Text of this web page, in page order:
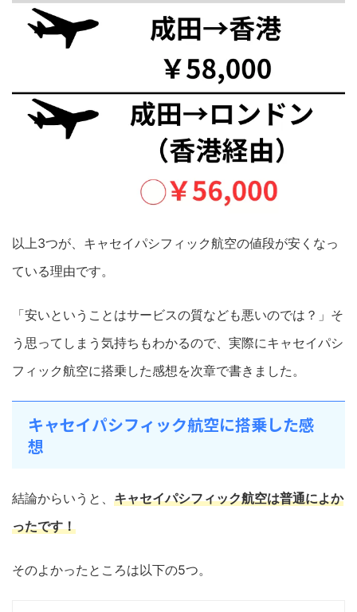
以上3つが、キャセイパシフィック航空の値段が安くなっ
ている理由です。
「安いということはサービスの質なども悪いのでは？」そ
う思ってしまう気持ちもわかるので、実際にキャセイパシ
フィック航空に搭乗した感想を次章で書きました。
キャセイパシフィック航空に搭乗した感
想
結論からいうと、 キャセイパシフィック航空は普通によか
ったです！
そのよかったところは以下の5つ。